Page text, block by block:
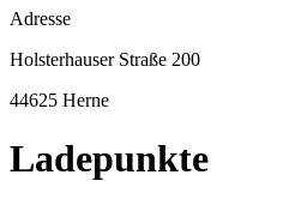
Adresse
Holsterhauser Straße 200
44625 Herne
Ladepunkte